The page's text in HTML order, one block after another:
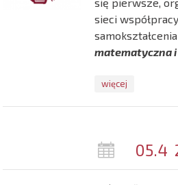
sieci
samokształcenia
matematyczna
więcej
05.4